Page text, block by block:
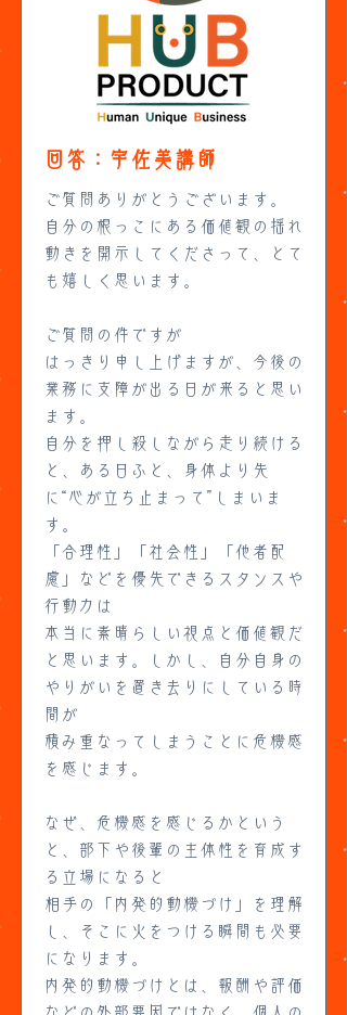
回答：宇佐美講師
ご質問ありがとうございます。
自分の根っこにある価値観の揺れ
動きを開示してくださって、とて
も嬉しく思います。
ご質問の件ですが
はっきり申し上げますが、今後の
業務に支障が出る日が来ると思い
ます。
自分を押し殺しながら走り続ける
と、ある日ふと、身体より先
に“心が立ち止まって”しまいま
す。
「合理性」「社会性」「他者配
慮」などを優先できるスタンスや
行動力は
本当に素晴らしい視点と価値観だ
と思います。しかし、自分自身の
やりがいを置き去りにしている時
間が
積み重なってしまうことに危機感
を感じます。
なぜ、危機感を感じるかという
と、部下や後輩の主体性を育成す
る立場になると
相手の「内発的動機づけ」を理解
し、そこに火をつける瞬間も必要
になります。
内発的動機づけとは、報酬や評価